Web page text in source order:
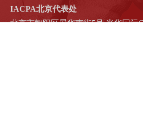
IACPA北京代表处
北京市朝阳区景华南街5号 光华国际